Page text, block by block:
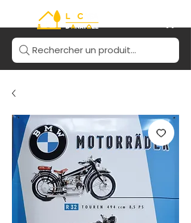
Rechercher un produit...